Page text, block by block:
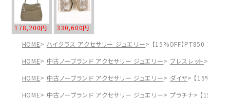
178,200円
330,600円
HOME
ハイクラス アクセサリー ジュエリー
【15%OFF】PT850 プラ
HOME
中古ノーブランド アクセサリー ジュエリー ブレスレット
HOME
中古ノーブランド アクセサリー ジュエリー ダイヤ
【15%OFF
HOME
中古ノーブランド アクセサリー ジュエリー プラチナ 【